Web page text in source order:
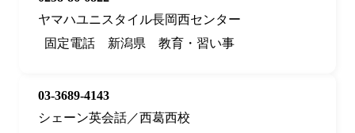
ヤマハユニスタイル長岡西センター
固定電話
新潟県 教育・習い事
03-3689-4143
シェーン英会話／西葛西校